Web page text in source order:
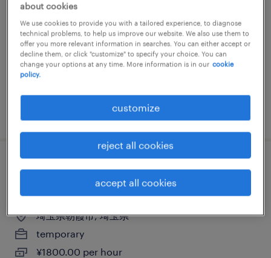
埼玉県朝霞市, 埼玉県
temporary
¥1337.00 per hour
その他の個配・宅配・ルート・配送、中型
トラック、中型免許、大型免許
埼玉県朝霞市, 埼玉県
temporary
¥1800.00 per hour
about cookies
We use cookies to provide you with a tailored experience, to diagnose
technical problems, to help us improve our website. We also use them to
offer you more relevant information in searches. You can either accept or
decline them, or click "customize" to specify your choice. You can
change your options at any time. More information is in our cookie
policy.
customize
reject all cookies
accept all cookies